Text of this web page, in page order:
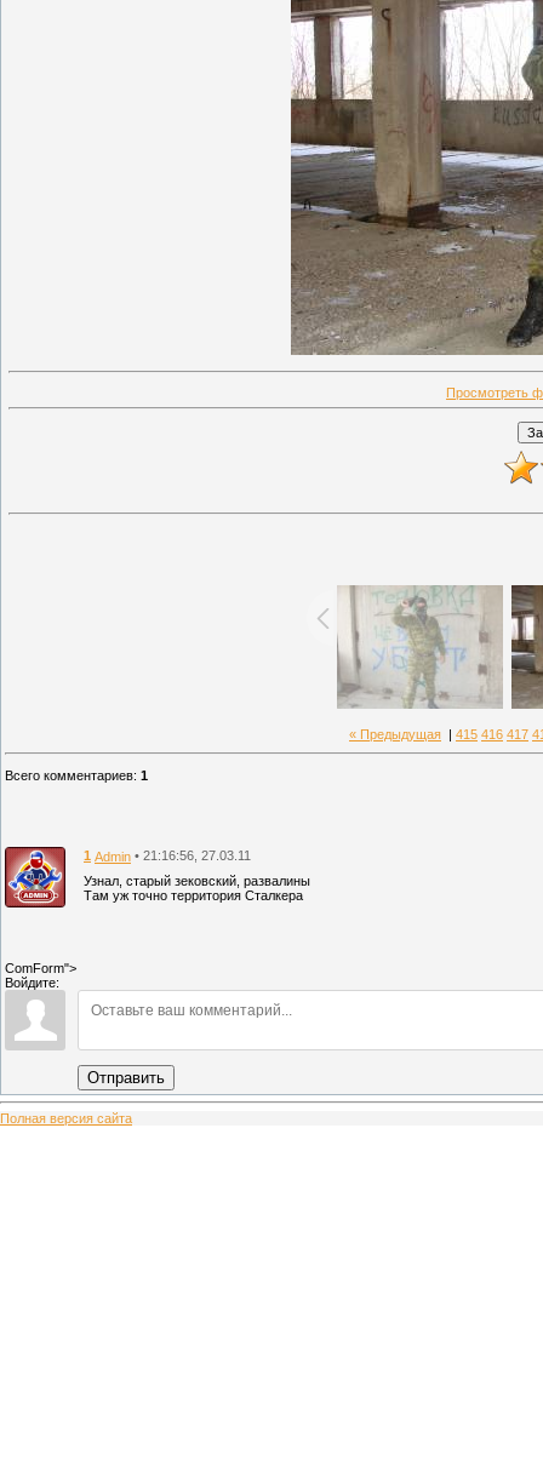
Просмотреть
« Предыдущая 415 416 417
Всего комментариев: 1
1 Admin • 21:16:56, 27.03.11
Узнал, старый зековский, развалины
Там уж точно территория Сталкера
ComForm">
Войдите:
Отправить
Полная версия сайта